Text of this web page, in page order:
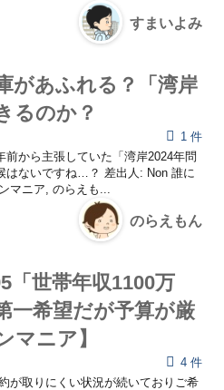
すまいよみ
があふれる？「湾岸
るのか？
1 件
から主張していた「湾岸2024年問
はないですね…？ 差出人: Non 誰に
マニア, のらえも...
のらえもん
「世帯年収1100万
希望だが予算が厳
マニア】
4 件
が取りにくい状況が続いておりご希